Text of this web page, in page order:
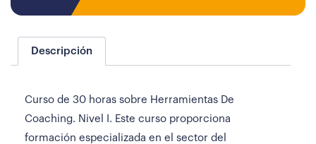
Descripción
Curso de 30 horas sobre Herramientas De
Coaching. Nivel I. Este curso proporciona
formación especializada en el sector del